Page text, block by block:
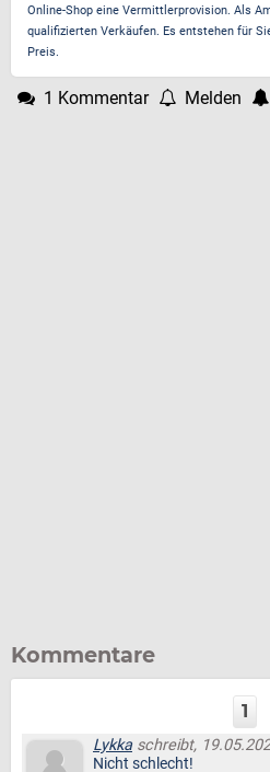
Online-Shop eine Vermittlerprovision. Als
qualifizierten Verkäufen. Es entstehen für
Preis.
1 Kommentar Melden
Kommentare
1
Lykka schreibt,
Nicht schlecht!